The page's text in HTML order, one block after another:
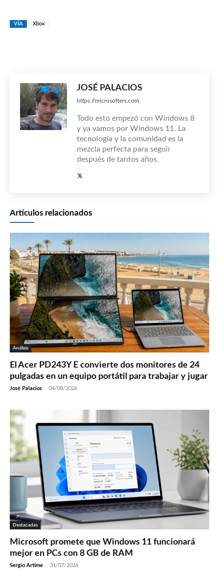
VÍA Xbox
JOSÉ PALACIOS
https://microsofters.com
Todo esto empezó con Windows 8
y ya vamos por Windows 11. La
tecnología y la comunidad es la
mezcla perfecta para seguir
después de tantos años.
Artículos relacionados
Análisis
El Acer PD243Y E convierte dos monitores de 24
pulgadas en un equipo portátil para trabajar y jugar
José Palacios - 04/08/2026
Destacadas
Microsoft promete que Windows 11 funcionará
mejor en PCs con 8 GB de RAM
Sergio Artime - 31/07/2026